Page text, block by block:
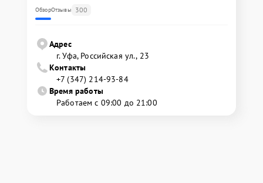
ОбзорОтзывы 300
Адрес
г. Уфа, Российская ул., 23
Контакты
+7 (347) 214-93-84
Время работы
Работаем с 09:00 до 21:00